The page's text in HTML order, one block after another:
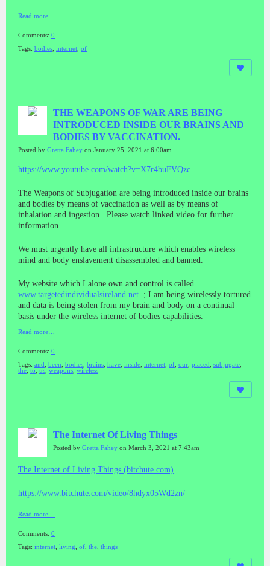
Read more…
Comments: 0
Tags: bodies internet of
THE WEAPONS OF WAR ARE BEING
INTRODUCED INSIDE OUR BRAINS AND
BODIES BY VACCINATION.
Posted by Gretta Fahey on January 25, 2021 at 6:00am
https://www.youtube.com/watch?v=X7r4buFVQzc
The Weapons of Subjugation are being introduced inside our brains
and bodies by means of vaccination as well as by means of
inhalation and ingestion. Please watch linked video for further
information.
We must urgently have all infrastructure which enables wireless
mind and body enslavement disassembled and banned.
My website which I alone own and control is called
www.targetedindividualsireland.net. ; I am being wirelessly tortured
and data is being stolen from my brain and body on a continual
basis under the wireless internet of bodies capabilities.
Read more…
Comments: 0
Tags: and been bodies brains have inside internet of our placed subjugate
the to us weapons wireless
The Internet Of Living Things
Posted by Gretta Fahey on March 3, 2021 at 7:43am
The Internet of Living Things (bitchute.com)
https://www.bitchute.com/video/8hdyx05Wd2zn/
Read more…
Comments: 0
Tags: internet living of the things